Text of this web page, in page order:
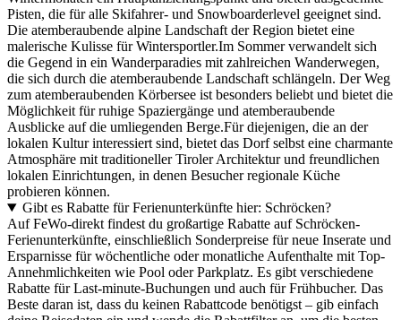
Pisten, die für alle Skifahrer- und Snowboarderlevel geeignet sind.
Die atemberaubende alpine Landschaft der Region bietet eine
malerische Kulisse für Wintersportler.Im Sommer verwandelt sich
die Gegend in ein Wanderparadies mit zahlreichen Wanderwegen,
die sich durch die atemberaubende Landschaft schlängeln. Der Weg
zum atemberaubenden Körbersee ist besonders beliebt und bietet die
Möglichkeit für ruhige Spaziergänge und atemberaubende
Ausblicke auf die umliegenden Berge.Für diejenigen, die an der
lokalen Kultur interessiert sind, bietet das Dorf selbst eine charmante
Atmosphäre mit traditioneller Tiroler Architektur und freundlichen
lokalen Einrichtungen, in denen Besucher regionale Küche
probieren können.
Gibt es Rabatte für Ferienunterkünfte hier: Schröcken?
Auf FeWo-direkt findest du großartige Rabatte auf Schröcken-
Ferienunterkünfte, einschließlich Sonderpreise für neue Inserate und
Ersparnisse für wöchentliche oder monatliche Aufenthalte mit Top-
Annehmlichkeiten wie Pool oder Parkplatz. Es gibt verschiedene
Rabatte für Last-minute-Buchungen und auch für Frühbucher. Das
Beste daran ist, dass du keinen Rabattcode benötigst – gib einfach